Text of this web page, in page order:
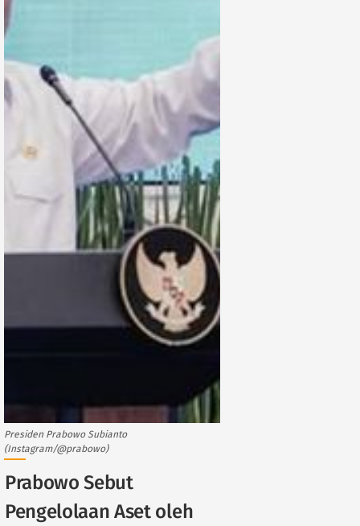
Presiden Prabowo Subianto
(Instagram/@prabowo)
Prabowo Sebut
Pengelolaan Aset oleh